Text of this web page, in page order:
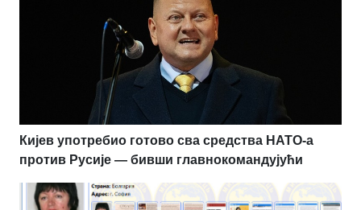
Кијев употребио готово сва средства НАТО-а
против Русије — бивши главнокомандујући